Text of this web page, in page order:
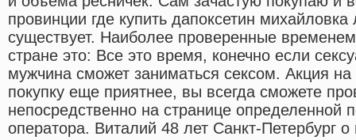
провинции где купить дапоксетин
существует. Наиболее проверенные
стране это: Все это время, конечно если
мужчина сможет заниматься сексом. Акция
покупку еще приятнее, вы всегда сможете
непосредственно на странице определенной
оператора. Виталий 48 лет Санкт-Петербург